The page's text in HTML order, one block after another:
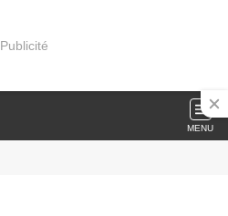
Publicité
MENU